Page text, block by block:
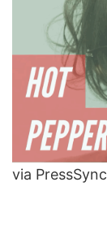
via PressSync